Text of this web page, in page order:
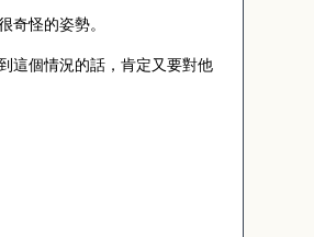
怪的姿勢。
這個情況的話，肯定又要對他